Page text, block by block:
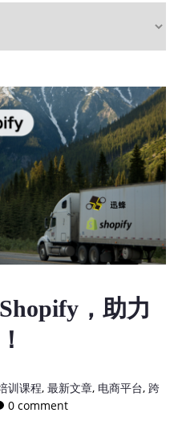
，助力
训课程, 最新文章, 电商平台, 跨
0 comment